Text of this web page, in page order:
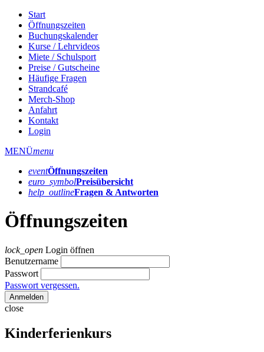
Start
Öffnungszeiten
Buchungskalender
Kurse / Lehrvideos
Miete / Schulsport
Preise / Gutscheine
Häufige Fragen
Strandcafé
Merch-Shop
Anfahrt
Kontakt
Login
MENÜmenu
eventÖffnungs­zeiten
euro_symbolPreis­übersicht
help_outlineFragen & Antworten
Öffnungszeiten
lock_open Login öffnen
Benutzername
Passwort
Passwort vergessen.
Anmelden
close
Kinderferienkurs